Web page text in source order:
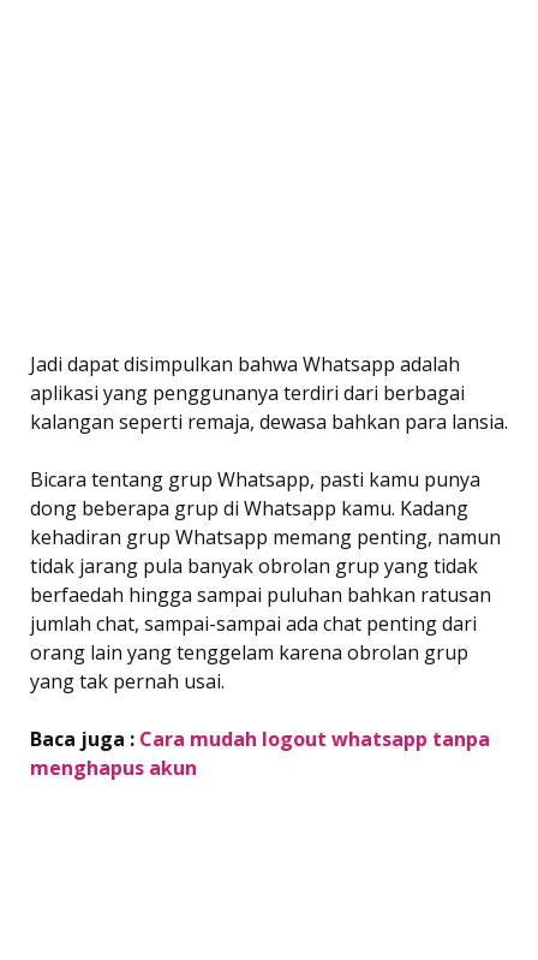
Jadi dapat disimpulkan bahwa Whatsapp adalah
aplikasi yang penggunanya terdiri dari berbagai
kalangan seperti remaja, dewasa bahkan para lansia.
Bicara tentang grup Whatsapp, pasti kamu punya
dong beberapa grup di Whatsapp kamu. Kadang
kehadiran grup Whatsapp memang penting, namun
tidak jarang pula banyak obrolan grup yang tidak
berfaedah hingga sampai puluhan bahkan ratusan
jumlah chat, sampai-sampai ada chat penting dari
orang lain yang tenggelam karena obrolan grup
yang tak pernah usai.
Baca juga : Cara mudah logout whatsapp tanpa
menghapus akun